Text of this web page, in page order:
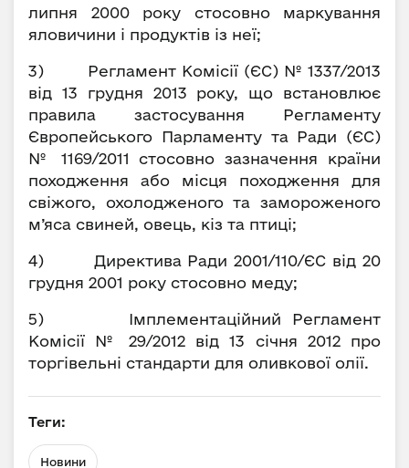
липня 2000 року стосовно маркування
яловичини і продуктів із неї;
3) Регламент Комісії (ЄС) № 1337/2013
від 13 грудня 2013 року, що встановлює
правила застосування Регламенту
Європейського Парламенту та Ради (ЄС)
№ 1169/2011 стосовно зазначення країни
походження або місця походження для
свіжого, охолодженого та замороженого
м’яса свиней, овець, кіз та птиці;
4) Директива Ради 2001/110/ЄС від 20
грудня 2001 року стосовно меду;
5) Імплементаційний Регламент
Комісії № 29/2012 від 13 січня 2012 про
торгівельні стандарти для оливкової олії.
Теги:
Новини